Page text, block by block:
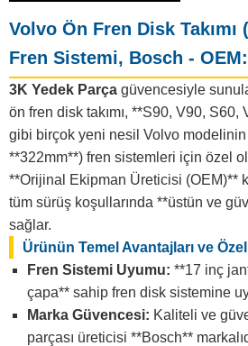
Volvo Ön Fren Disk Takımı
Fren Sistemi, Bosch -
3K Yedek Parça güvencesiyle
ön fren disk takımı, **S90, V90,
gibi birçok yeni nesil Volvo modelinin
**322mm**) fren sistemleri için özel
**Orijinal Ekipman Üreticisi (OEM)**
tüm sürüş koşullarında **üstün ve
sağlar.
Ürünün Temel Avantajları ve
Fren Sistemi Uyumu: **17 inç
çapa** sahip fren disk sistemine
Marka Güvencesi: Kaliteli ve
parçası üreticisi **Bosch**